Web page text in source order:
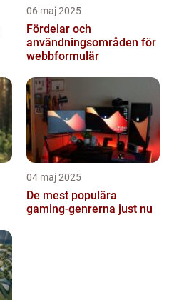
06 maj 2025
Fördelar och
användningsområden för
webbformulär
04 maj 2025
De mest populära
gaming-genrerna just nu